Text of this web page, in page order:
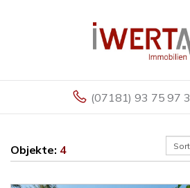
(07181) 93 75 97 3
Objekte: 4